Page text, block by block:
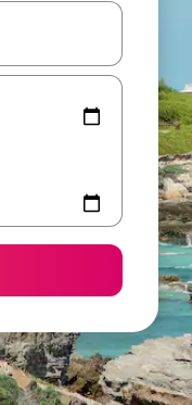
maak je een keuze